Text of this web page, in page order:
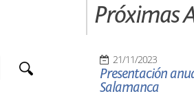
Próximas
21/11/2023
Presentación
Salamanca